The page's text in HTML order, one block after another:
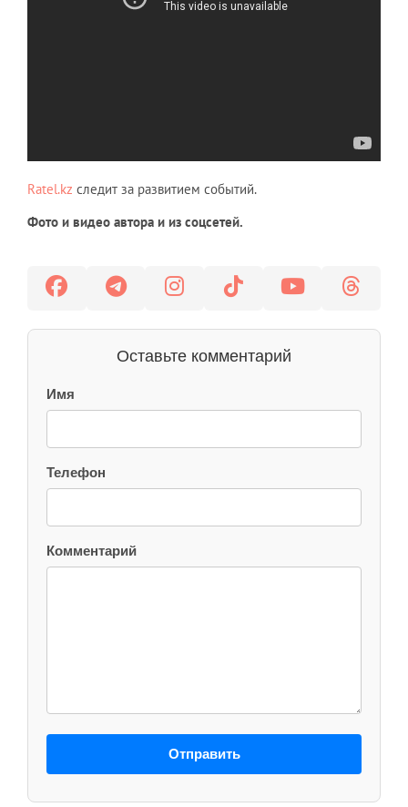
Ratel.kz следит за развитием событий.
Фото и видео автора и из соцсетей.
Оставьте комментарий
Имя
Телефон
Комментарий
Отправить